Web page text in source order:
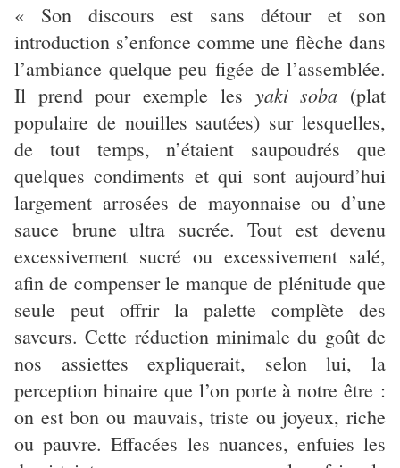
« Son discours est sans détour et son
introduction s’enfonce comme une flèche dans
l’ambiance quelque peu figée de l’assemblée.
Il prend pour exemple les yaki soba (plat
populaire de nouilles sautées) sur lesquelles,
de tout temps, n’étaient saupoudrés que
quelques condiments et qui sont aujourd’hui
largement arrosées de mayonnaise ou d’une
sauce brune ultra sucrée. Tout est devenu
excessivement sucré ou excessivement salé,
afin de compenser le manque de plénitude que
seule peut offrir la palette complète des
saveurs. Cette réduction minimale du goût de
nos assiettes expliquerait, selon lui, la
perception binaire que l’on porte à notre être :
on est bon ou mauvais, triste ou joyeux, riche
ou pauvre. Effacées les nuances, enfuies les